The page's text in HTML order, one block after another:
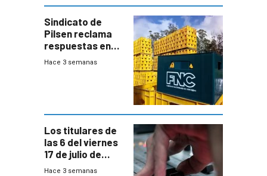
Sindicato de
Pilsen reclama
respuestas en
medio de
Hace 3 semanas
Los titulares de
las 6 del viernes
17 de julio de
2026
Hace 3 semanas